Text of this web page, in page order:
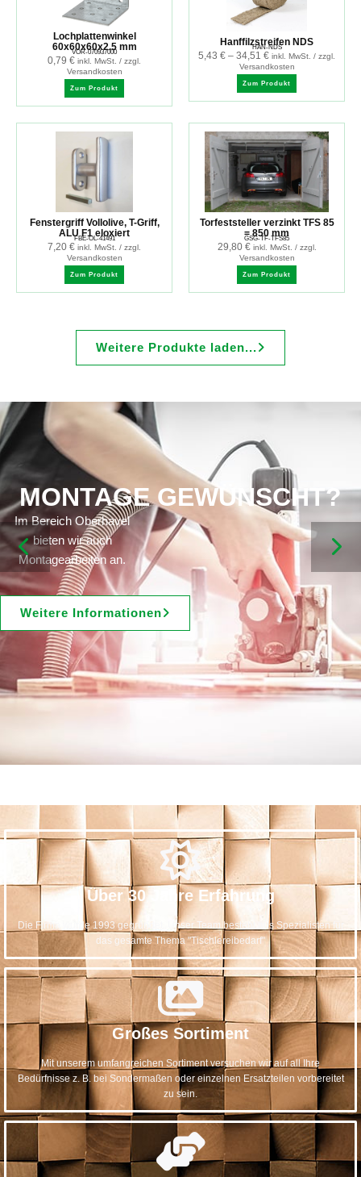
Lochplattenwinkel
60x60x60x2.5 mm
VOR-070937000
0,79 € inkl. MwSt. / zzgl.
Versandkosten
Zum Produkt
Hanffilzstreifen NDS
HAN-NDS
5,43 € – 34,51 € inkl. MwSt. / zzgl.
Versandkosten
Zum Produkt
Fenstergriff Vollolive, T-Griff,
ALU F1 eloxiert
FBE-OL-41491
7,20 € inkl. MwSt. / zzgl.
Versandkosten
Zum Produkt
Torfeststeller verzinkt TFS 85
= 850 mm
GSG-TF-TFS85
29,80 € inkl. MwSt. / zzgl.
Versandkosten
Zum Produkt
Weitere Produkte laden...
MONTAGE GEWÜNSCHT?
Im Bereich Oberhavel
bieten wir auch
Montagearbeiten an.
Weitere Informationen
Über 30 Jahre Erfahrung
Die Firma wurde 1993 gegründet. Unser Team besteht aus Spezialisten für
das gesamte Thema "Tischlereibedarf"
Großes Sortiment
Mit unserem umfangreichen Sortiment versuchen wir auf all Ihre
Bedürfnisse z. B. bei Sondermaßen oder einzelnen Ersatzteilen vorbereitet
zu sein.